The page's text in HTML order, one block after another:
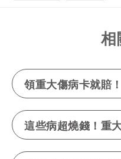
相
領重大傷病卡就賠